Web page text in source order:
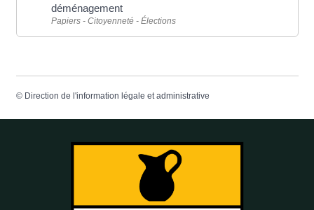
déménagement
Papiers - Citoyenneté - Élections
© Direction de l'information légale et administrative